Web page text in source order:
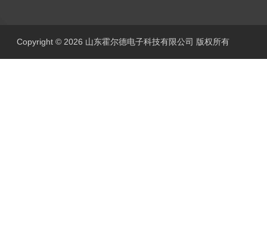
Copyright © 2026 山东霍尔德电子科技有限公司 版权所有